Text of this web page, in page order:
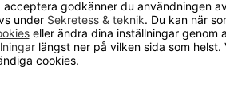
för inbyggnad eller skapar en extra
skåpet.